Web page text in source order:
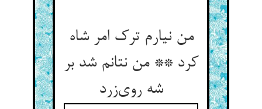
من نیارم ترک امر شاه
کرد ** من نتانم شد بر
شه روی‌زرد